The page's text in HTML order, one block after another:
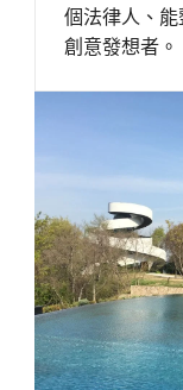
個法律人、
創意發想者。